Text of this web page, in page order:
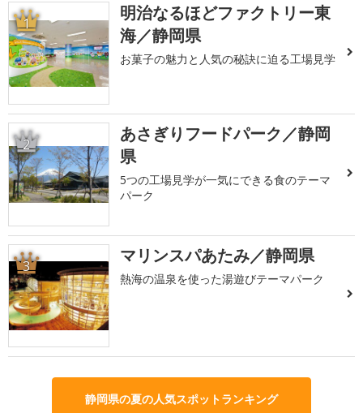
1
明治なるほどファクトリー東
海／静岡県
お菓子の魅力と人気の秘訣に迫る工場見学
2
あさぎりフードパーク／静岡
県
5つの工場見学が一気にできる食のテーマ
パーク
3 マリンスパあたみ／静岡県
熱海の温泉を使った湯遊びテーマパーク
静岡県の夏の人気スポットランキング